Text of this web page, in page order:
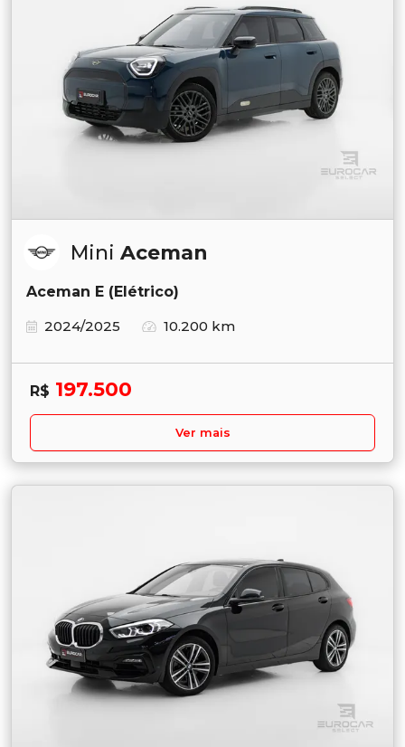
Mini Aceman
Aceman E (Elétrico)
2024/2025
10.200 km
R$ 197.500
Ver mais